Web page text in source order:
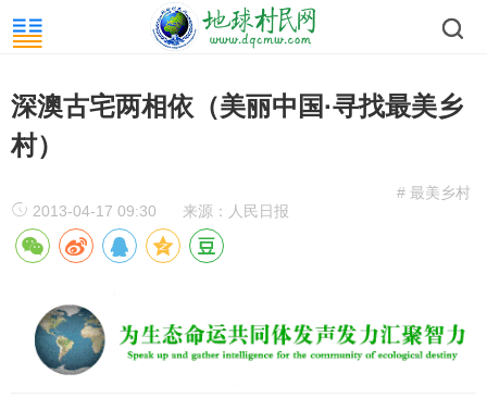
深澳古宅两相依（美丽中国·寻找最美乡
村）
# 最美乡村
2013-04-17 09:30
来源：人民日报